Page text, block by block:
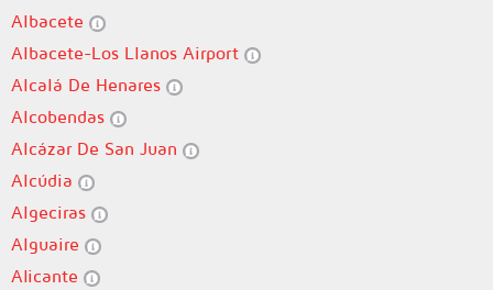
Albacete
Albacete-Los Llanos Airport
Alcalá De Henares
Alcobendas
Alcázar De San Juan
Alcúdia
Algeciras
Alguaire
Alicante